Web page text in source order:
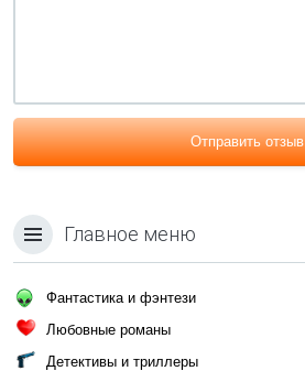
Отправить отзыв
Главное меню
Фантастика и фэнтези
Любовные романы
Детективы и триллеры